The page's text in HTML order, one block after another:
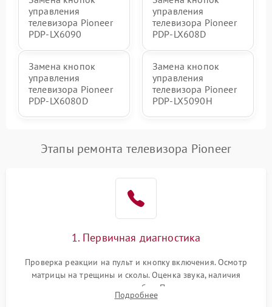
управления
телевизора Pioneer
PDP-LX6090
управления
телевизора Pioneer
PDP-LX608D
Замена кнопок
управления
телевизора Pioneer
PDP-LX6080D
Замена кнопок
управления
телевизора Pioneer
PDP-LX5090H
Этапы ремонта телевизора Pioneer
1. Первичная диагностика
Проверка реакции на пульт и кнопку включения. Осмотр
матрицы на трещины и сколы. Оценка звука, наличия
подсветки и индикаторов ошибок. Подключение тестовых
источников сигнала для выявления симптомов поломки.
Подробнее